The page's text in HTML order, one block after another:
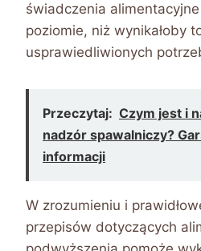
świadczenia
poziomie, niż wynikałoby
usprawiedliwionych
Przeczytaj: Czym jest i
nadzór spawalniczy?
informacji
W zrozumieniu i
przepisów dotyczących